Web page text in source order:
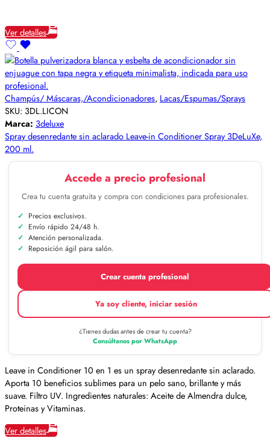
Ver detalles
Champús/ Máscaras,/Acondicionadores, Lacas/Espumas/Sprays
SKU: 3DL.LICON
Marca: 3deluxe
Spray desenredante sin aclarado Leave-in Conditioner Spray 3DeLuXe,
200 ml.
Accede a precio profesional
Crea tu cuenta gratuita y compra con condiciones para profesionales.
Precios exclusivos.
Envío rápido 24/48 h.
Atención personalizada.
Reposición ágil para salón.
Crear cuenta profesional
Ya soy cliente, iniciar sesión
¿Tienes dudas antes de crear tu cuenta?
Consúltanos por WhatsApp
Leave in Conditioner 10 en 1 es un spray desenredante sin aclarado.
Aporta 10 beneficios sublimes para un pelo sano, brillante y más
suave. Filtro UV. Ingredientes naturales: Aceite de Almendra dulce,
Proteinas y Vitaminas.
Ver detalles